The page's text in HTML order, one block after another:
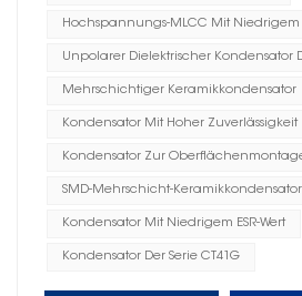
Hochspannungs-MLCC Mit Niedrigem
Unpolarer Dielektrischer Kondensator
Mehrschichtiger Keramikkondensator
Kondensator Mit Hoher Zuverlässigkeit
Kondensator Zur
SMD-Mehrschicht-Keramikkondensator
Kondensator Mit Niedrigem ESR-Wert
Kondensator Der Serie CT41G